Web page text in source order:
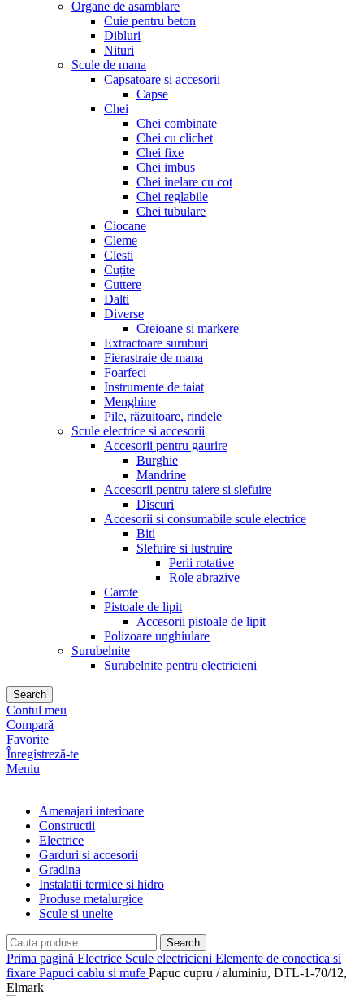
Organe de asamblare
Cuie pentru beton
Dibluri
Nituri
Scule de mana
Capsatoare si accesorii
Capse
Chei
Chei combinate
Chei cu clichet
Chei fixe
Chei imbus
Chei inelare cu cot
Chei reglabile
Chei tubulare
Ciocane
Cleme
Clesti
Cuțite
Cuttere
Dalti
Diverse
Creioane si markere
Extractoare suruburi
Fierastraie de mana
Foarfeci
Instrumente de taiat
Menghine
Pile, răzuitoare, rindele
Scule electrice si accesorii
Accesorii pentru gaurire
Burghie
Mandrine
Accesorii pentru taiere si slefuire
Discuri
Accesorii si consumabile scule electrice
Biti
Slefuire si lustruire
Perii rotative
Role abrazive
Carote
Pistoale de lipit
Accesorii pistoale de lipit
Polizoare unghiulare
Surubelnite
Surubelnite pentru electricieni
Search
Contul meu
Compară
Favorite
Înregistreză-te
Meniu
Amenajari interioare
Constructii
Electrice
Garduri si accesorii
Gradina
Instalatii termice si hidro
Produse metalurgice
Scule si unelte
Search
Prima pagină Electrice Scule electricieni Elemente de conectica si
fixare Papuci cablu si mufe Papuc cupru / aluminiu, DTL-1-70/12,
Elmark